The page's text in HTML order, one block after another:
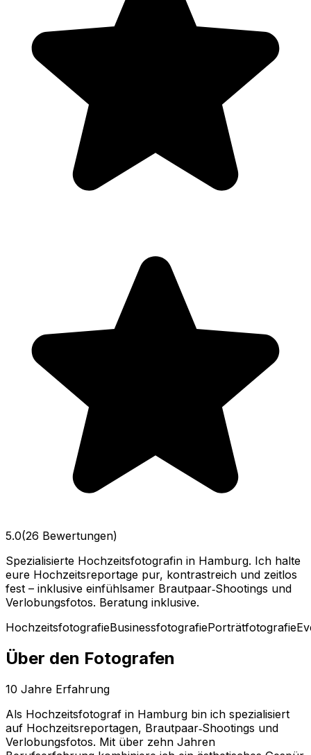
5.0(26 Bewertungen)
Spezialisierte Hochzeitsfotografin in Hamburg. Ich halte
eure Hochzeitsreportage pur, kontrastreich und zeitlos
fest – inklusive einfühlsamer Brautpaar‑Shootings und
Verlobungsfotos. Beratung inklusive.
HochzeitsfotografieBusinessfotografiePorträtfotografie
Über den Fotografen
10 Jahre Erfahrung
Als Hochzeitsfotograf in Hamburg bin ich spezialisiert
auf Hochzeitsreportagen, Brautpaar‑Shootings und
Verlobungsfotos. Mit über zehn Jahren